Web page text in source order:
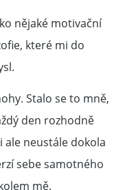
nějaké motivační
které mi do
Stalo se to mně,
den rozhodně
ale neustále dokola
sebe samotného
mě.